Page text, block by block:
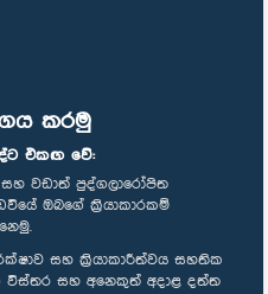
කරමු
එකඟ වේ:
වඩාත් පුද්ගලාරෝපිත
ඔබගේ ක්‍රියාකාරකම්
සහ ක්‍රියාකාරීත්වය සහතික
විස්තර සහ අනෙකුත් අදාළ දත්ත